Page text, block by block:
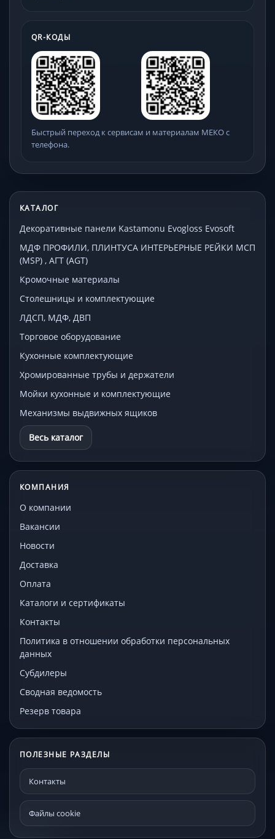
QR-КОДЫ
Быстрый переход к сервисам и материалам МЕКО с
телефона.
КАТАЛОГ
Декоративные панели Kastamonu Evogloss Evosoft
МДФ ПРОФИЛИ, ПЛИНТУСА ИНТЕРЬЕРНЫЕ РЕЙКИ МСП
(MSP) , АГТ (AGT)
Кромочные материалы
Столешницы и комплектующие
ЛДСП, МДФ, ДВП
Торговое оборудование
Кухонные комплектующие
Хромированные трубы и держатели
Мойки кухонные и комплектующие
Механизмы выдвижных ящиков
Весь каталог
КОМПАНИЯ
О компании
Вакансии
Новости
Доставка
Оплата
Каталоги и сертификаты
Контакты
Политика в отношении обработки персональных
данных
Субдилеры
Сводная ведомость
Резерв товара
ПОЛЕЗНЫЕ РАЗДЕЛЫ
Контакты
Файлы cookie